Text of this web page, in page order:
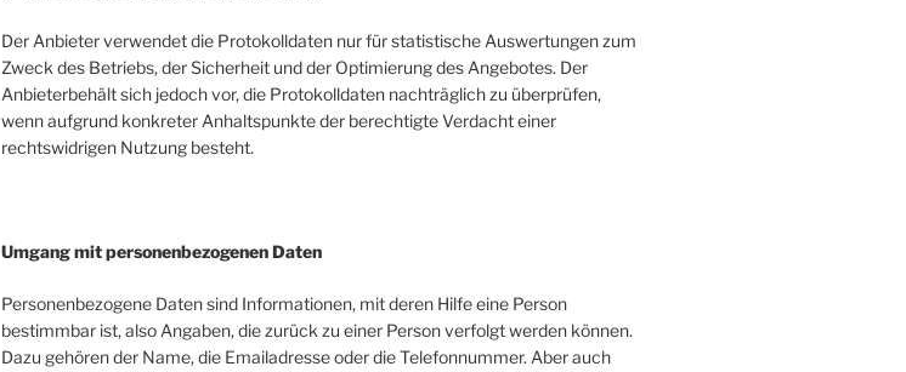
Der Anbieter verwendet die Protokolldaten nur für statistische Auswertungen zum
Zweck des Betriebs, der Sicherheit und der Optimierung des Angebotes. Der
Anbieterbehält sich jedoch vor, die Protokolldaten nachträglich zu überprüfen,
wenn aufgrund konkreter Anhaltspunkte der berechtigte Verdacht einer
rechtswidrigen Nutzung besteht.
Umgang mit personenbezogenen Daten
Personenbezogene Daten sind Informationen, mit deren Hilfe eine Person
bestimmbar ist, also Angaben, die zurück zu einer Person verfolgt werden können.
Dazu gehören der Name, die Emailadresse oder die Telefonnummer. Aber auch